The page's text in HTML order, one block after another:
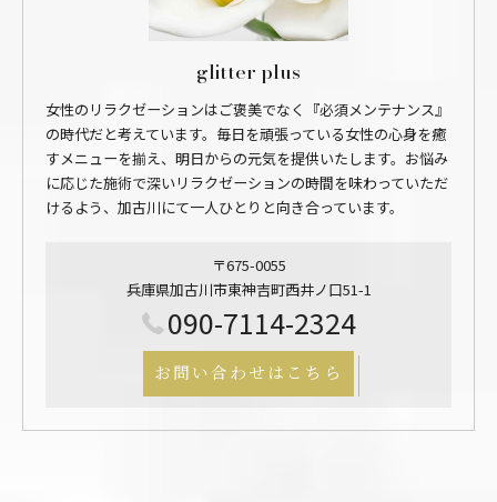
glitter plus
女性のリラクゼーションはご褒美でなく『必須メンテナンス』
の時代だと考えています。毎日を頑張っている女性の心身を癒
すメニューを揃え、明日からの元気を提供いたします。お悩み
に応じた施術で深いリラクゼーションの時間を味わっていただ
けるよう、加古川にて一人ひとりと向き合っています。
〒675-0055
兵庫県加古川市東神吉町西井ノ口51-1
090-7114-2324
お問い合わせはこちら